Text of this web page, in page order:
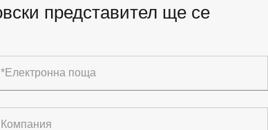
представител ще се